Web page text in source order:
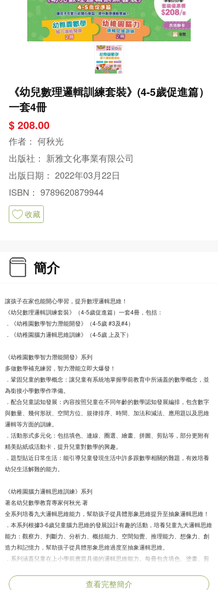
《幼兒數理邏輯訓練套裝》(4-5歲促進篇）
一套4冊
$ 208.00
作者： 何秋光
出版社： 新雅文化事業有限公司
出版日期： 2022年03月22日
ISBN： 9789620879944
收藏
簡介
讓孩子在家也能開心學習，提升數理邏輯思維！
《幼兒數理邏輯訓練套裝》（4-5歲促進篇）一套4冊，包括：
．《幼稚園數學智力潛能開發》（4-5歲 #3及#4）
．《幼稚園腦力邏輯思維訓練》（4-5歲 上及下）
《幼稚園數學智力潛能開發》系列
多做數學補充練習，智力潛能立即大爆發！
．鞏固兒童的數學概念：讓兒童有系統地掌握學前教育中所涵蓋的數學概念，並
為銜接小學數學作準備。
．配合兒童認知發展：內容按照兒童在不同年齡的數學認知發展編排，包含數字
與數量、幾何形狀、空間方位、規律排序、時間、加法和減法、應用題以及思維
邏輯等方面的訓練。
．活動形式多元化：包括填色、連線、圈選、繪畫、拼圖、剪貼等，部分更附有
精美貼紙或活動卡，提升兒童對數學的興趣。
．題型貼近日常生活：能引導兒童發現生活中許多跟數學相關的難題，有效培養
幼兒生活解難的能力。
《幼稚園腦力邏輯思維訓練》系列
著名幼兒數學教育專家何秋光 著
全系列培養九大邏輯思維能力，幫助孩子從具體形象思維提升至抽象邏輯思維！
．本系列根據3-6歲兒童腦力思維的發展設計有趣的活動，培養兒童九大邏輯思維
能力：觀察力、判斷力、分析力、概括能力、空間知覺、推理能力、想像力、創
造力和記憶力，幫助孩子從具體形象思維過度至抽象邏輯思維。
．系列涵蓋兒童在上小學前應當具備的邏輯思維能力。每冊包含填色、塗畫、剪
期，運用九大邏輯思維能力破各種趣味挑戰題，腦力全開！
查看完整簡介